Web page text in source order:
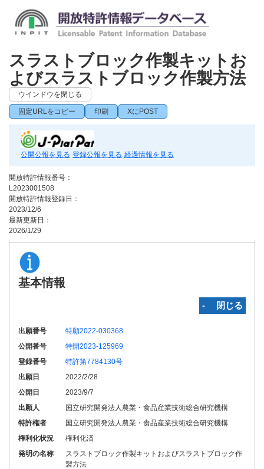
スラストブロック作製キットお
よびスラストブロック作製方法
ウインドウを閉じる
固定URLをコピー 印刷 XにPOST
公開公報を見る 登録公報を見る 経過情報を見る
開放特許情報番号：
L2023001508
開放特許情報登録日：
2023/12/6
最新更新日：
2026/1/29
基本情報
‐ 閉じる
出願番号
特願2022-030368
公開番号
特開2023-125969
登録番号
特許第7784130号
出願日
2022/2/28
公開日
2023/9/7
出願人
国立研究開発法人農業・食品産業技術総合研究機構
特許権者
国立研究開発法人農業・食品産業技術総合研究機構
権利化状況
権利化済
発明の名称
スラストブロック作製キットおよびスラストブロック作
製方法